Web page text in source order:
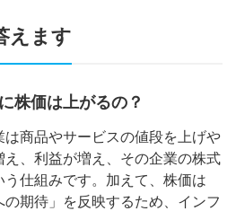
えます
株価は上がるの？
商品やサービスの値段を上げや
、利益が増え、その企業の株式
仕組みです。加えて、株価は
の期待」を反映するため、インフ